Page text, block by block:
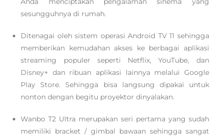
sesungguhnya di rumah.
Ditenagai oleh sistem operasi Android TV 11 sehingga
memberikan kemudahan akses ke berbagai aplikasi
streaming populer seperti Netflix, YouTube, dan
Disney+ dan ribuan aplikasi lainnya melalui Google
Play Store. Sehingga bisa langsung dipakai untuk
nonton dengan begitu proyektor dinyalakan.
Wanbo T2 Ultra merupakan seri pertama yang sudah
memiliki bracket / gimbal bawaan sehingga sangat